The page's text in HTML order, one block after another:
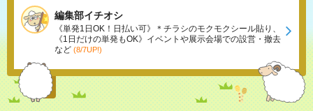
編集部イチオシ
《単発1日OK！日払い可》＊チラシのモクモクシール貼り、
《1日だけの単発もOK》イベントや展示会場での設営・撤去
など (8/7UP!)